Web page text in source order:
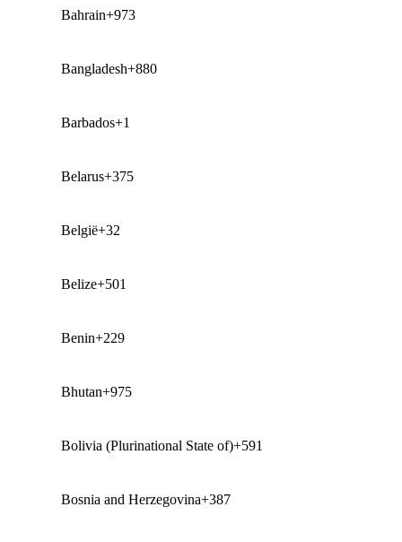
Bahrain+973
Bangladesh+880
Barbados+1
Belarus+375
België+32
Belize+501
Benin+229
Bhutan+975
Bolivia (Plurinational State of)+591
Bosnia and Herzegovina+387